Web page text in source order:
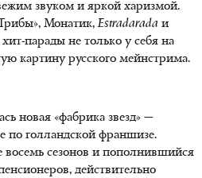
звуком и яркой харизмой.
Монатик,Estradarada и
парады не только у себя на
картину русского мейнстрима.
новая «фабрика звезд» —
по голландской франшизе.
восемь сезонов и пополнившийся
действительно